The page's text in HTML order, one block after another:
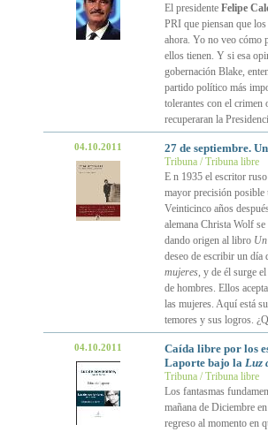
El presidente Felipe
PRI que piensan que
ahora. Yo no veo cómo
ellos tienen. Y si esa
gobernación Blake,
partido político más
tolerantes con el
recuperaran la
04.10.2011 27 de septiembre.
Tribuna / Tribuna libre
E n 1935 el escritor
mayor precisión posible
Veinticinco años
alemana Christa Wolf
dando origen al libro
deseo de escribir un
mujeres, y de él surge
de hombres. Ellos
las mujeres. Aquí está
temores y sus logros.
04.10.2011
Caída libre por los
Laporte bajo la Luz
Tribuna / Tribuna libre
Los fantasmas
mañana de Diciembre
regreso al momento en